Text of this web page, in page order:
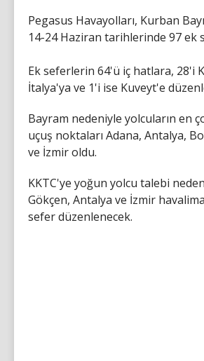
Pegasus Havayolları, Kurban
14-24 Haziran tarihlerinde 97 ek
Ek seferlerin 64'ü iç hatlara, 28'i
İtalya'ya ve 1'i ise Kuveyt'e
Bayram nedeniyle yolcuların en
uçuş noktaları Adana, Antalya,
ve İzmir oldu.
KKTC'ye yoğun yolcu talebi
Gökçen, Antalya ve İzmir
sefer düzenlenecek.